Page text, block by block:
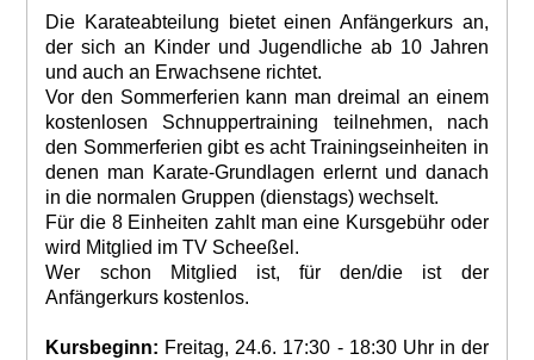
Die Karateabteilung bietet einen Anfängerkurs an,
der sich an Kinder und Jugendliche ab 10 Jahren
und auch an Erwachsene richtet.
Vor den Sommerferien kann man dreimal an einem
kostenlosen Schnuppertraining teilnehmen, nach
den Sommerferien gibt es acht Trainingseinheiten in
denen man Karate-Grundlagen erlernt und danach
in die normalen Gruppen (dienstags) wechselt.
Für die 8 Einheiten zahlt man eine Kursgebühr oder
wird Mitglied im TV Scheeßel.
Wer schon Mitglied ist, für den/die ist der
Anfängerkurs kostenlos.
Kursbeginn: Freitag, 24.6. 17:30 - 18:30 Uhr in der